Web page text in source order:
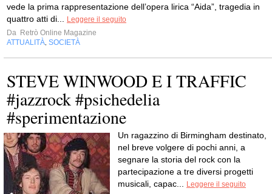
vede la prima rappresentazione dell’opera lirica “Aida”, tragedia in
quattro atti di...
Leggere il seguito
Da Retrò Online Magazine
ATTUALITÀ SOCIETÀ
STEVE WINWOOD E I TRAFFIC
#jazzrock #psichedelia
#sperimentazione
Un ragazzino di Birmingham destinato,
nel breve volgere di pochi anni, a
segnare la storia del rock con la
partecipazione a tre diversi progetti
musicali, capac...
Leggere il seguito